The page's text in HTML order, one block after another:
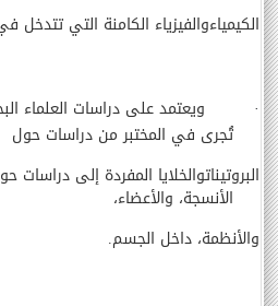
الكيمياءوالفيزياء الكامنة التي
·
ويعتمد على دراسات العلماء
تُجرى في المختبر من دراسات حول
البروتيناتوالخلايا المفردة إلى دراسات
الأنسجة، والأعضاء،
والأنظمة، داخل الجسم.